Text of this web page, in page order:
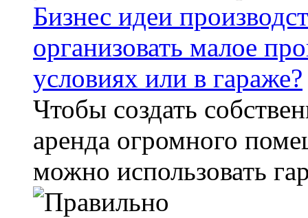
Бизнес идеи
организовать малое
условиях или в гараже?
Чтобы создать
аренда огромного
можно использовать